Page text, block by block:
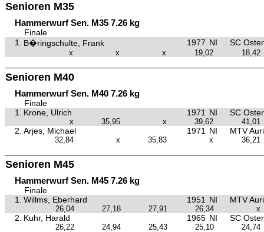
Senioren M35
Hammerwurf Sen. M35 7.26 kg
Finale
1.
B�ringschulte, Frank 1977 NI SC
x x x 19,02 18,42
Senioren M40
Hammerwurf Sen. M40 7.26 kg
Finale
1.
Krone, Ulrich 1971 NI SC
x 35,95 x 39,62 41,01
2. Arjes, Michael 1971 NI MTV
32,84 x 35,83 x 36,21
Senioren M45
Hammerwurf Sen. M45 7.26 kg
Finale
1.
Willms, Eberhard 1951 NI MTV
26,04 27,18 27,91 26,34 x
2. Kuhr, Harald 1965 NI SC
26,22 24,94 25,43 25,10 24,74